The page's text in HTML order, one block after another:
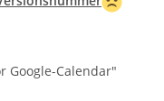
Google-Calendar"